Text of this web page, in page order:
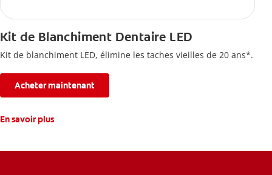
Kit de Blanchiment Dentaire LED
Kit de blanchiment LED, élimine les taches vieilles de 20 ans*.
Acheter maintenant
En savoir plus